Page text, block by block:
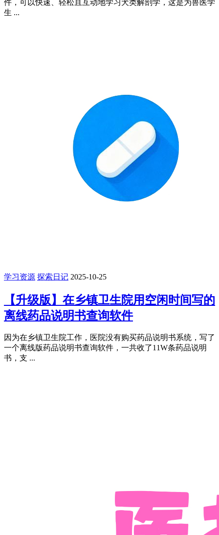
件，可以快速、轻松且互动地学习犬类解剖学，这是为兽医学
生 ...
学习资源 探索日记 2025-10-25
【升级版】在乡镇卫生院用空闲时间写的
离线药品说明书查询软件
因为在乡镇卫生院工作，医院没有购买药品说明书系统，写了
一个离线版药品说明书查询软件，一共收了11W条药品说明
书，支 ...